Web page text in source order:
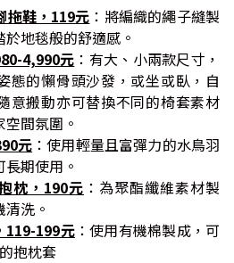
拖鞋，119元 ：將編織的繩子縫製
地毯般的舒適感。
4,990元 ：有大、小兩款尺寸，
態的懶骨頭沙發，或坐或臥，自
意搬動亦可替換不同的椅套素材
間氛圍。
元 ：使用輕量且富彈力的水鳥羽
期使用。
枕，190元 ：為聚酯纖維素材製
洗。
119-199元：使用有機棉製成，可
抱枕套